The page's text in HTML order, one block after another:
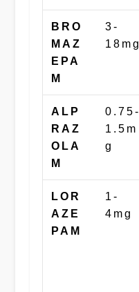
BRO
MAZ
EPA
M
3-
18mg
ALP
RAZ
OLA
M
0.75-
1.5m
g
LOR
AZE
PAM
1-
4mg